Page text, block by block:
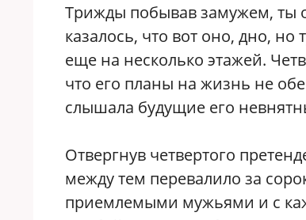
Трижды побывав замужем, ты
казалось, что вот оно, дно,
еще на несколько этажей.
что его планы на жизнь не
слышала будущие его
Отвергнув четвертого
между тем перевалило за
приемлемыми мужьями и с